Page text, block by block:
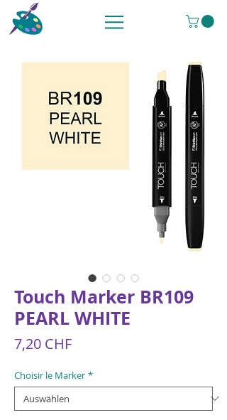
Touch Marker BR109
PEARL WHITE
7,20 CHFPreis
Choisir le Marker *